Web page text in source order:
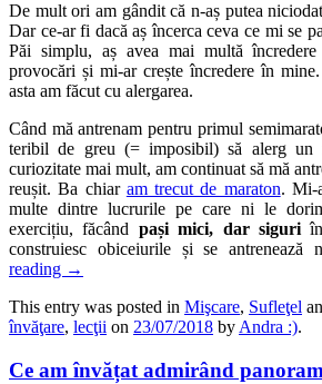
De mult ori am gândit că n-aș putea
Dar ce-ar fi dacă aș încerca ceva ce mi se
Păi simplu, aș avea mai multă
provocări și mi-ar crește încredere în
asta am făcut cu alergarea.
Când mă antrenam pentru primul
teribil de greu (= imposibil) să alerg un
curiozitate mai mult, am continuat să mă
reușit. Ba chiar am trecut de maraton. Mi-
multe dintre lucrurile pe care ni le
exercițiu, făcând pași mici, dar siguri
construiesc obiceiurile și se
reading →
This entry was posted in Mişcare, Sufleţel
învăţare, lecţii on 23/07/2018 by Andra :).
Ce am învățat admirând